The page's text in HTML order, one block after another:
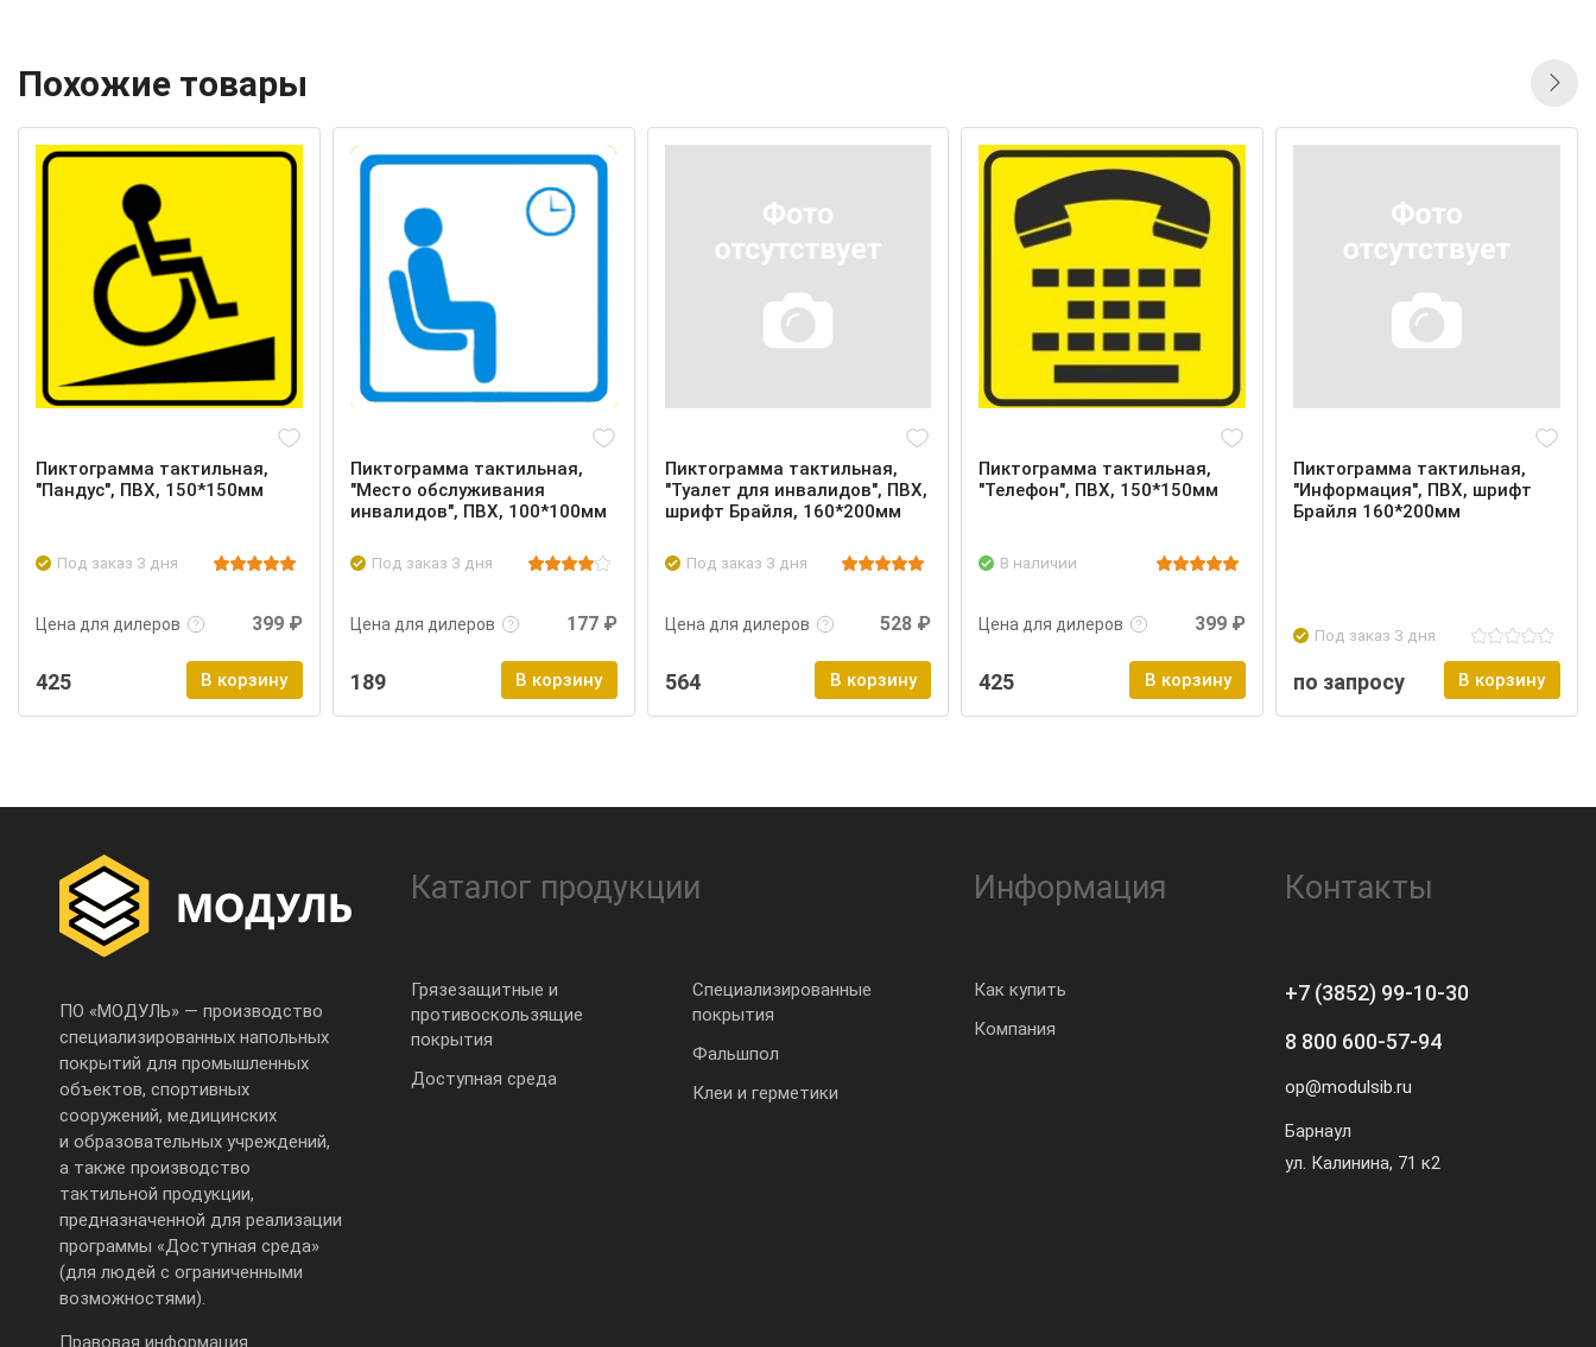
Похожие товары
Пиктограмма тактильная,
"Пандус", ПВХ, 150*150мм
Под заказ 3 дня
Цена для дилеров
Подробнее Войти
399 ₽
425 В корзину
Пиктограмма тактильная,
"Место обслуживания
инвалидов", ПВХ, 100*100мм
Под заказ 3 дня
Цена для дилеров
Подробнее Войти
177 ₽
189 В корзину
Пиктограмма тактильная,
"Туалет для инвалидов", ПВХ,
шрифт Брайля, 160*200мм
Под заказ 3 дня
Цена для дилеров
Подробнее Войти
528 ₽
564 В корзину
Пиктограмма тактильная,
"Телефон", ПВХ, 150*150мм
В наличии
Цена для дилеров
Подробнее Войти
399 ₽
425 В корзину
Пиктограмма тактильная,
"Информация", ПВХ, шрифт
Брайля 160*200мм
Под заказ 3 дня
по запросу В корзину
ПО «МОДУЛЬ» — производство
специализированных напольных
покрытий для промышленных
объектов, спортивных
сооружений, медицинских
и образовательных учреждений,
а также производство
тактильной продукции,
предназначенной для реализации
программы «Доступная среда»
(для людей с ограниченными
возможностями).
Правовая информация
Каталог продукции
Грязезащитные и
противоскользящие
покрытия
Доступная среда
Специализированные
покрытия
Фальшпол
Клеи и герметики
Информация
Как купить
Компания
Контакты
+7 (3852) 99-10-30
8 800 600-57-94
op@modulsib.ru
Барнаул
ул. Калинина, 71 к2